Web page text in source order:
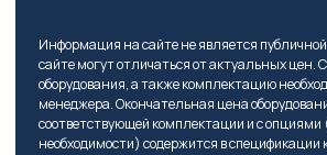
Информация на сайте не является
сайте могут отличаться от актуальных цен.
оборудования, а также комплектацию
менеджера. Окончательная цена
соответствующей комплектации и с опциями
необходимости) содержится в спецификации